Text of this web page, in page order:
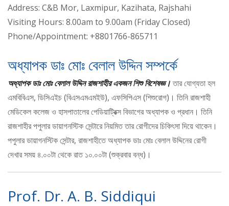
Address: C&B Mor, Laxmipur, Kazihata, Rajshahi
Visiting Hours: 8.00am to 9.00am (Friday Closed)
Phone/Appointment: +8801766-865711
অধ্যাপক ডাঃ মোঃ বেলাল উদ্দিন সম্পর্কে
অধ্যাপক ডাঃ মোঃ বেলাল উদ্দিন রাজশাহীর একজন শিশু বিশেষজ্ঞ।তার যোগ্যতা হল
এমবিবিএস, ডিসিএইচ (বিএসএমএমইউ), এফসিপিএস (শিশুরোগ)। তিনি রাজশাহী
মেডিকেল কলেজ ও হাসপাতালের পেডিয়াট্রিক্স বিভাগের অধ্যাপক ও প্রধান। তিনি
রাজশাহীর পপুলার ডায়াগনস্টিক সেন্টারে নিয়মিত তার রোগীদের চিকিৎসা দিয়ে থাকেন।
পপুলার ডায়াগনস্টিক সেন্টার, রাজশাহীতে অধ্যাপক ডাঃ মোঃ বেলাল উদ্দিনের রোগী
দেখার সময় ৪.০০টা থেকে রাত ১০.০০টা (শুক্রবার বন্ধ)।
Prof. Dr. A. B. Siddiqui